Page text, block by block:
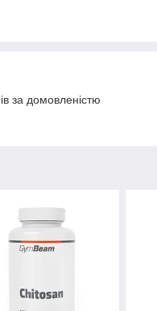
за домовленістю